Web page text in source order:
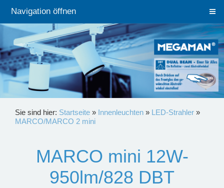
Navigation öffnen
Sie sind hier: Startseite » Innenleuchten » LED-Strahler »
MARCO/MARCO 2 mini
MARCO mini 12W-
950lm/828 DBT